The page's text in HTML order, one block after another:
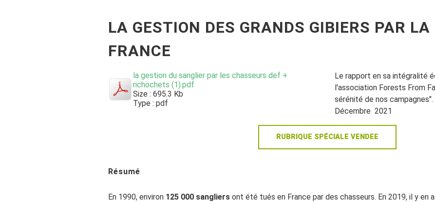
LA GESTION DES GRANDS GIBIERS PAR
FRANCE
la gestion du sanglier par les chasseurs def +
richochets (1).pdf
Size : 695.3 Kb
Type : pdf
Le rapport en sa intégralité
l'association Forests From
sérénité de nos campagnes".
Décembre 2021
RUBRIQUE SPÉCIALE VENDEE
Résumé
En 1990, environ 125 000 sangliers ont été tués en France par des chasseurs. En 2019, il y en